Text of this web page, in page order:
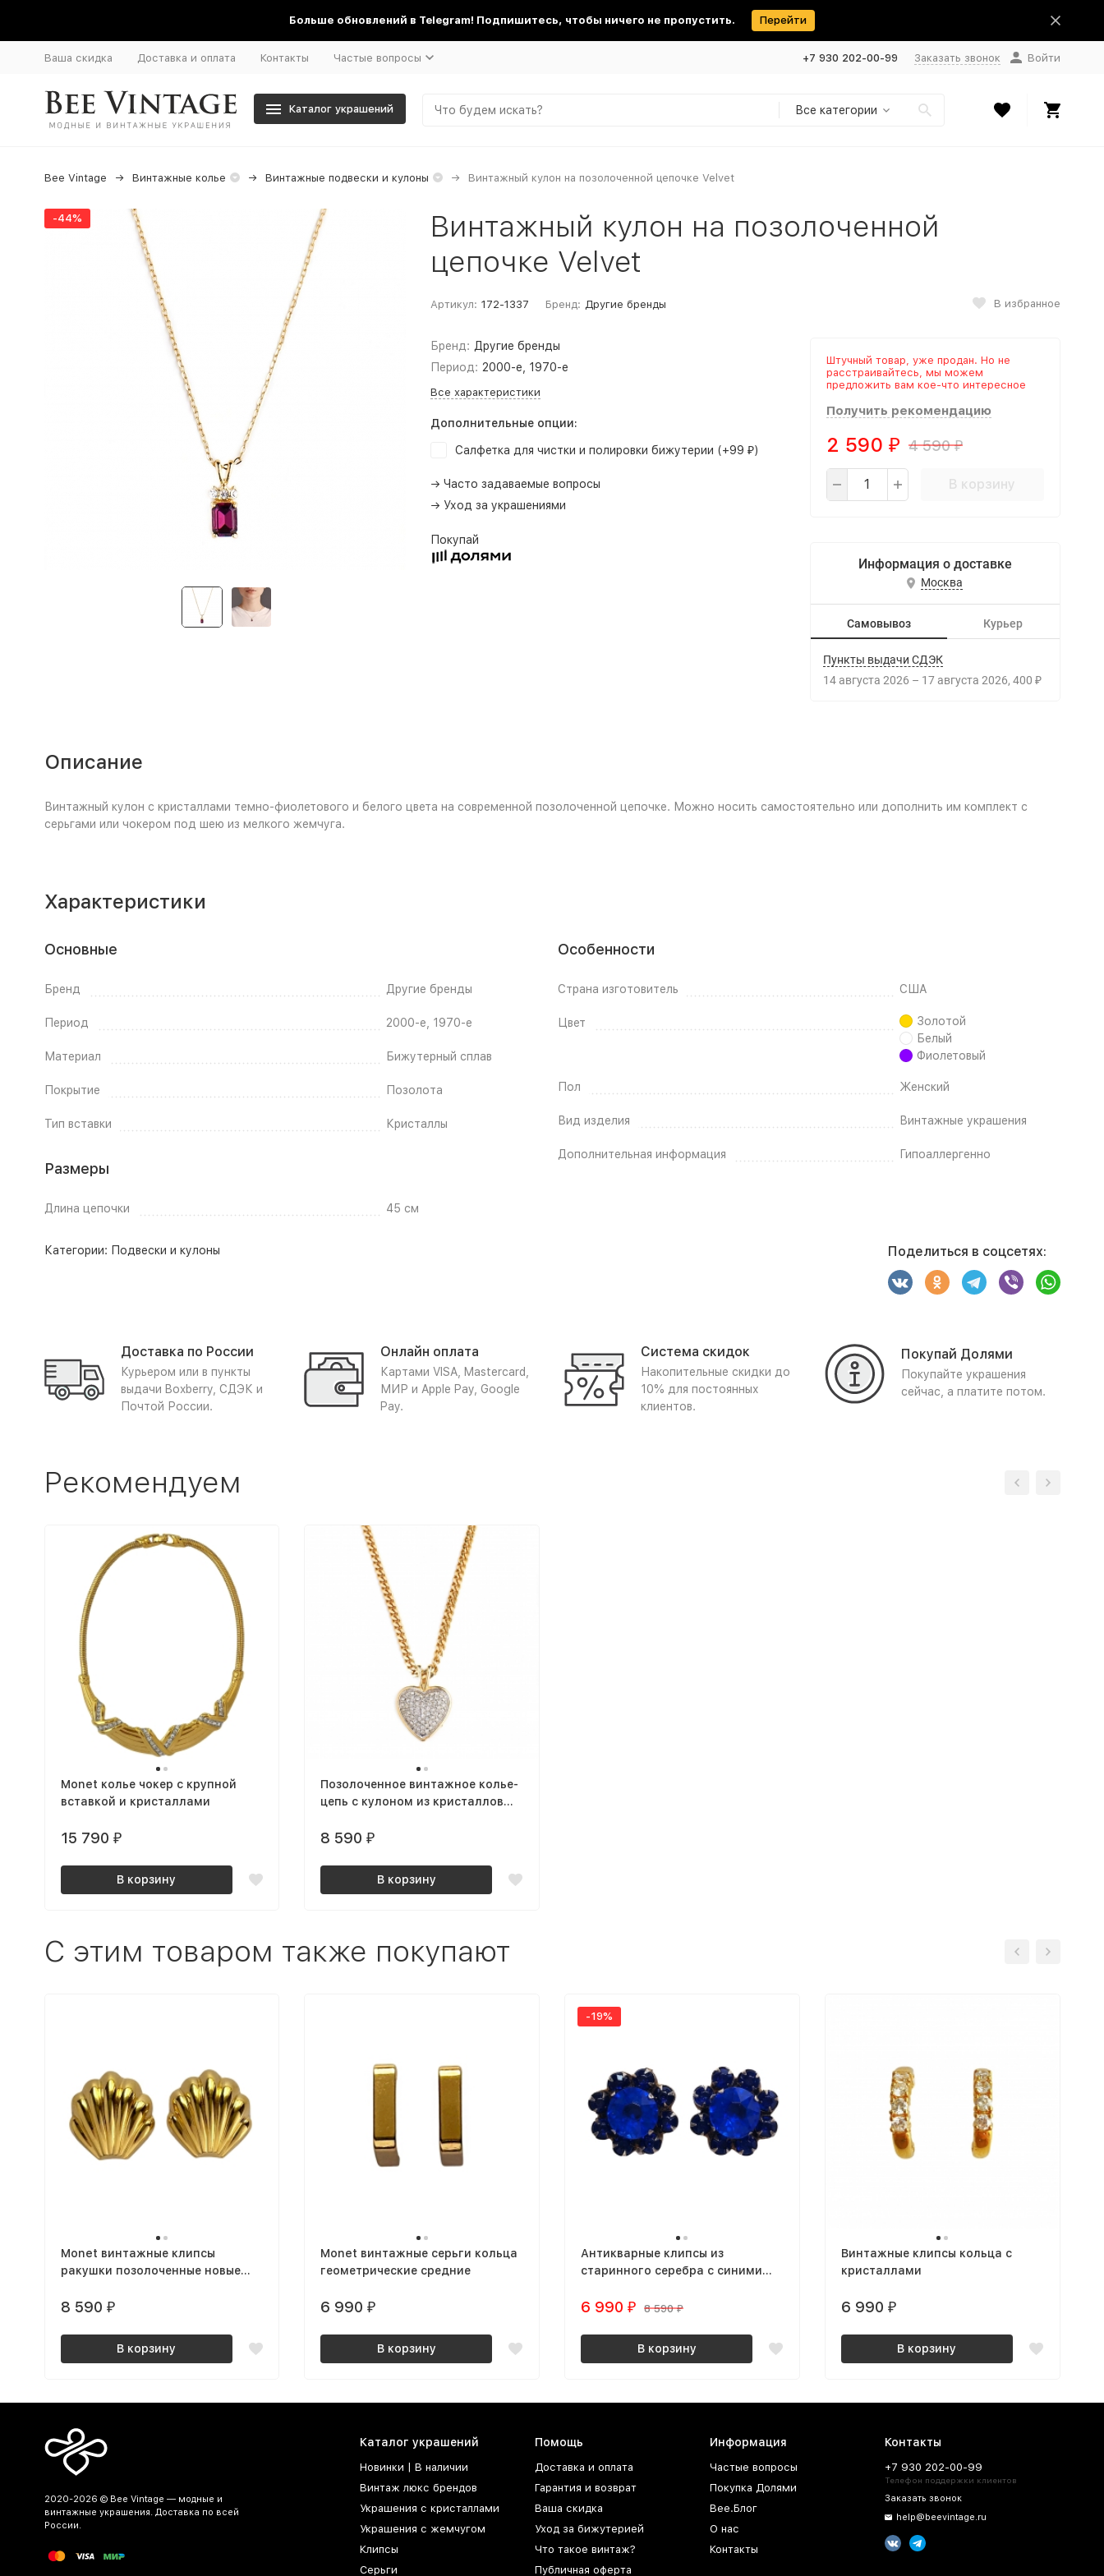
Больше обновлений в Telegram! Подпишитесь, чтобы ничего не пропустить. Перейти
Ваша скидка Доставка и оплата Контакты Частые вопросы +7 930 202-00-99 Заказать звонок Войти
Каталог украшений Все категории
Bee Vintage Винтажные колье Винтажные подвески и кулоны Винтажный кулон на позолоченной цепочке Velvet
-44%
Винтажный кулон на позолоченной
цепочке Velvet
Артикул: 172-1337 Бренд: Другие бренды В избранное
Бренд: Другие бренды
Период: 2000-е, 1970-е
Все характеристики
Дополнительные опции:
Салфетка для чистки и полировки бижутерии (+99 ₽)
→ Часто задаваемые вопросы
→ Уход за украшениями
Покупай
Штучный товар, уже продан. Но не
расстраивайтесь, мы можем
предложить вам кое-что интересное
Получить рекомендацию
2 590 ₽ 4 590₽
В корзину
Информация о доставке
Москва
Самовывоз Курьер
Пункты выдачи СДЭК
14 августа 2026 – 17 августа 2026 400 ₽
Описание
Винтажный кулон с кристаллами темно-фиолетового и белого цвета на современной позолоченной цепочке. Можно носить самостоятельно или дополнить им комплект с
серьгами или чокером под шею из мелкого жемчуга.
Характеристики
Основные
Бренд Другие бренды
Период 2000-е, 1970-е
Материал Бижутерный сплав
Покрытие Позолота
Тип вставки Кристаллы
Размеры
Длина цепочки 45 см
Особенности
Страна изготовитель США
Цвет
Золотой
Белый
Фиолетовый
Пол Женский
Вид изделия Винтажные украшения
Дополнительная информация Гипоаллергенно
Категории: Подвески и кулоны Поделиться в соцсетях:
Доставка по России
Курьером или в пункты
выдачи Boxberry, СДЭК и
Почтой России.
Онлайн оплата
Картами VISA, Mastercard,
МИР и Apple Pay, Google
Pay.
Система скидок
Накопительные скидки до
10% для постоянных
клиентов.
Покупай Долями
Покупайте украшения
сейчас, а платите потом.
Рекомендуем
Monet колье чокер с крупной
вставкой и кристаллами
15 790 ₽
В корзину
Позолоченное винтажное колье-
цепь с кулоном из кристаллов
8 590 ₽
В корзину
C этим товаром также покупают
Monet винтажные клипсы
ракушки позолоченные новые
8 590 ₽
В корзину
Monet винтажные серьги кольца
геометрические средние
6 990 ₽
В корзину
-19%
Антикварные клипсы из
старинного серебра с синими
6 990 ₽ 8 590 ₽
В корзину
Винтажные клипсы кольца с
кристаллами
6 990 ₽
В корзину
2020-2026 © Bee Vintage — модные и
винтажные украшения. Доставка по всей
России.
Каталог украшений
Новинки | В наличии
Винтаж люкс брендов
Украшения с кристаллами
Украшения с жемчугом
Клипсы
Серьги
Помощь
Доставка и оплата
Гарантия и возврат
Ваша скидка
Уход за бижутерией
Что такое винтаж?
Публичная оферта
Информация
Частые вопросы
Покупка Долями
Bee.Блог
О нас
Контакты
Контакты
+7 930 202-00-99
Телефон поддержки клиентов
Заказать звонок
help@beevintage.ru